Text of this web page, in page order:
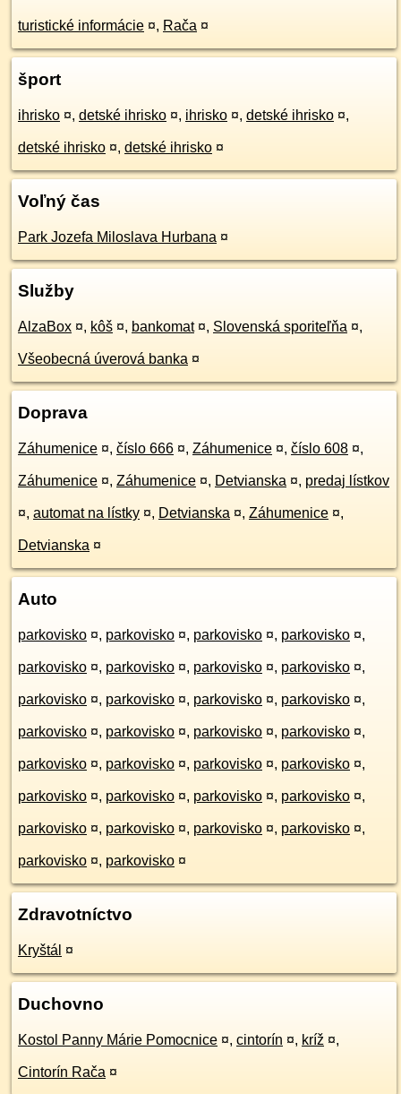
turistické informácie ¤, Rača ¤
šport
ihrisko ¤, detské ihrisko ¤, ihrisko ¤, detské ihrisko ¤,
detské ihrisko ¤, detské ihrisko ¤
Voľný čas
Park Jozefa Miloslava Hurbana ¤
Služby
AlzaBox ¤, kôš ¤, bankomat ¤, Slovenská sporiteľňa ¤,
Všeobecná úverová banka ¤
Doprava
Záhumenice ¤, číslo 666 ¤, Záhumenice ¤, číslo 608 ¤,
Záhumenice ¤, Záhumenice ¤, Detvianska ¤, predaj lístkov
¤, automat na lístky ¤, Detvianska ¤, Záhumenice ¤,
Detvianska ¤
Auto
parkovisko ¤, parkovisko ¤, parkovisko ¤, parkovisko ¤,
parkovisko ¤, parkovisko ¤, parkovisko ¤, parkovisko ¤,
parkovisko ¤, parkovisko ¤, parkovisko ¤, parkovisko ¤,
parkovisko ¤, parkovisko ¤, parkovisko ¤, parkovisko ¤,
parkovisko ¤, parkovisko ¤, parkovisko ¤, parkovisko ¤,
parkovisko ¤, parkovisko ¤, parkovisko ¤, parkovisko ¤,
parkovisko ¤, parkovisko ¤, parkovisko ¤, parkovisko ¤,
parkovisko ¤, parkovisko ¤
Zdravotníctvo
Kryštál ¤
Duchovno
Kostol Panny Márie Pomocnice ¤, cintorín ¤, kríž ¤,
Cintorín Rača ¤